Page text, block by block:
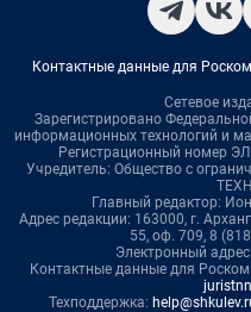
Контактные данные для
Сетевое
Зарегистрировано
информационных технологий и
Регистрационный номер
Учредитель: Общество с
Главный редактор:
Адрес редакции: 163000, г.
55, оф. 709, 8
Электронный
Контактные данные для
Техподдержка: